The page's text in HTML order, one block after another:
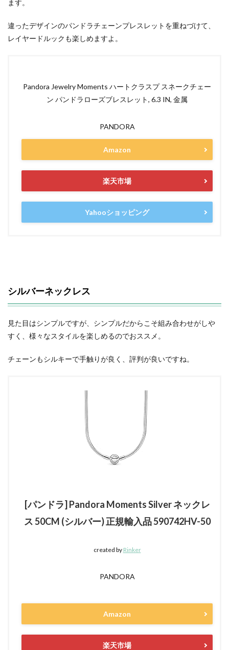
ます。
違ったデザインのパンドラチェーンプレスレットを重ねづけて、
レイヤードルックも楽しめますよ。
Pandora Jewelry Moments ハートクラスプ スネークチェー
ン パンドラローズブレスレット, 6.3 IN, 金属
PANDORA
Amazon
楽天市場
Yahooショッピング
シルバーネックレス
見た目はシンプルですが、シンプルだからこそ組み合わせがしや
すく、様々なスタイルを楽しめるのでおススメ。
チェーンもシルキーで手触りが良く、評判が良いですね。
[パンドラ] Pandora Moments Silver ネックレ
ス 50CM (シルバー) 正規輸入品 590742HV-50
created by Rinker
PANDORA
Amazon
楽天市場